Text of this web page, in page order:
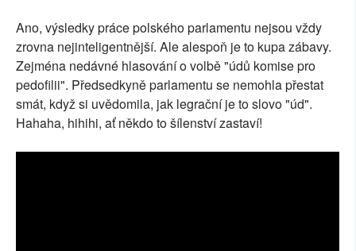
Ano, výsledky práce polského parlamentu nejsou vždy
zrovna nejinteligentnější. Ale alespoň je to kupa zábavy.
Zejména nedávné hlasování o volbě "údů komise pro
pedofilii". Předsedkyně parlamentu se nemohla přestat
smát, když si uvědomila, jak legrační je to slovo "úd".
Hahaha, hihihi, ať někdo to šílenství zastaví!